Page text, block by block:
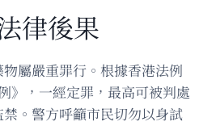
律後果
屬嚴重罪行。根據香港法例
》，一經定罪，最高可被判處
。警方呼籲市民切勿以身試